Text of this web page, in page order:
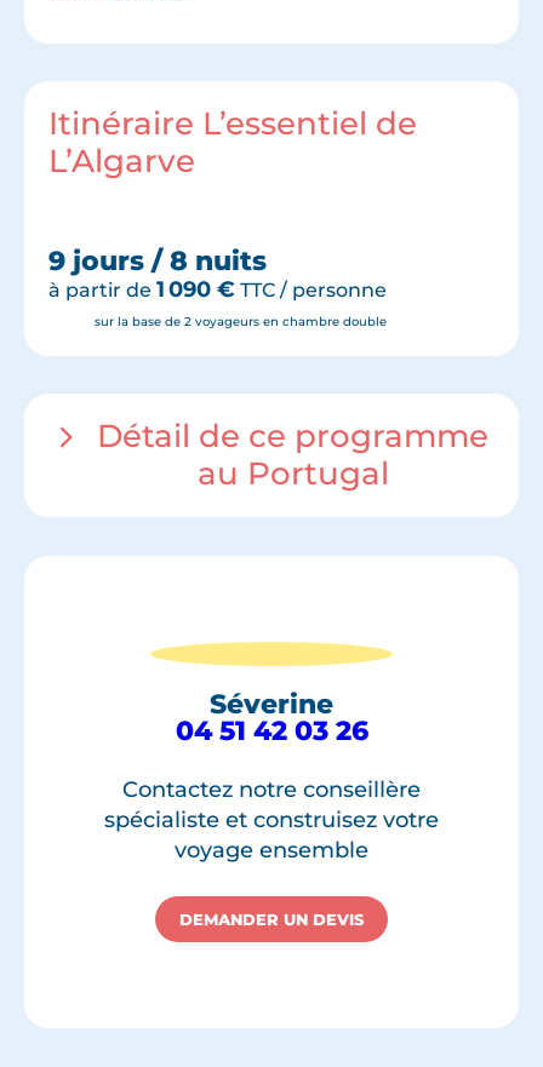
Itinéraire L’essentiel de
L’Algarve
9 jours / 8 nuits
à partir de 1 090 € TTC / personne
sur la base de 2 voyageurs en chambre double
Détail de ce programme
au Portugal
Séverine
04 51 42 03 26
Contactez notre conseillère
spécialiste et construisez votre
voyage ensemble
DEMANDER UN DEVIS